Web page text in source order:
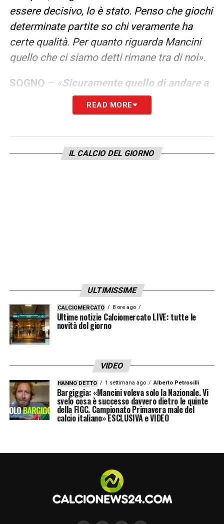
essere decisivo, lo è stato. Penso che giochi
determinate partite so chi veramente ha
certe qualità. Per quanto riguarda Mancini
quello che ci siamo detti rimane tra di noi».
SOGNO – «Sicuramente quello di andare a
giocarsela in ogni campo.Ogni anno ci
proviamo, poi alla fine ci manca sempre
quello di riuscire a fare quel salto di qualità».
READ MORE
IL CALCIO DEL GIORNO
ULTIMISSIME
CALCIOMERCATO 8 ore ago
Ultime notizie Calciomercato LIVE: tutte le
novità del giorno
VIDEO
HANNO DETTO 1 settimana ago Alberto Petrosilli
Bargiggia: «Mancini voleva solo la Nazionale. Vi
svelo cosa è successo davvero dietro le quinte
della FIGC. Campionato Primavera male del
calcio italiano» ESCLUSIVA e VIDEO